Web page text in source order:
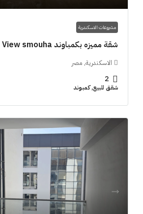
مشروعات الاسكندرية
شقة مميزه بكمباوند 129m Grand View smouha
الاسكندرية, مصر
2
شقق للبيع, كمبوند